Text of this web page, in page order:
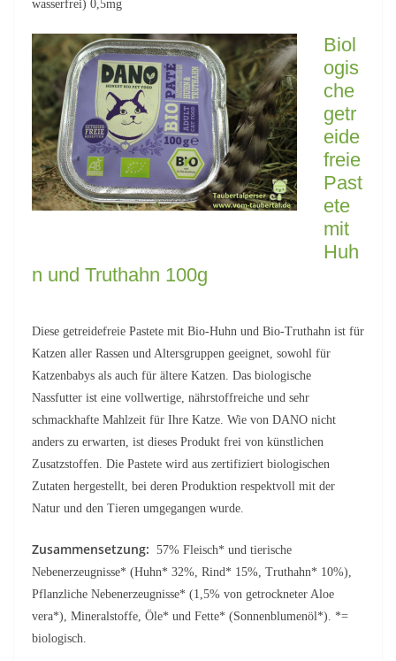
wasserfrei) 0,5mg
Biol
ogis
che
getr
eide
freie
Past
ete
mit
Huh
n und Truthahn 100g
Diese getreidefreie Pastete mit Bio-Huhn und Bio-Truthahn ist für
Katzen aller Rassen und Altersgruppen geeignet, sowohl für
Katzenbabys als auch für ältere Katzen. Das biologische
Nassfutter ist eine vollwertige, nährstoffreiche und sehr
schmackhafte Mahlzeit für Ihre Katze. Wie von DANO nicht
anders zu erwarten, ist dieses Produkt frei von künstlichen
Zusatzstoffen. Die Pastete wird aus zertifiziert biologischen
Zutaten hergestellt, bei deren Produktion respektvoll mit der
Natur und den Tieren umgegangen wurde.
Zusammensetzung: 57% Fleisch* und tierische
Nebenerzeugnisse* (Huhn* 32%, Rind* 15%, Truthahn* 10%),
Pflanzliche Nebenerzeugnisse* (1,5% von getrockneter Aloe
vera*), Mineralstoffe, Öle* und Fette* (Sonnenblumenöl*). *=
biologisch.